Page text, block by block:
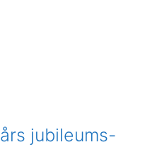
jubileums-